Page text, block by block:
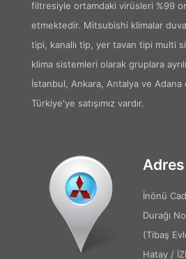
filtresiyle ortamdaki virüsleri %99
etmektedir. Mitsubishi klimalar
tipi, kanallı tip, yer tavan tipi multi
klima sistemleri olarak gruplara
İstanbul, Ankara, Antalya ve
Türkiye'ye satışımız vardır.
Adres
İnönü
Durağı
(Tibaş
Hatay /